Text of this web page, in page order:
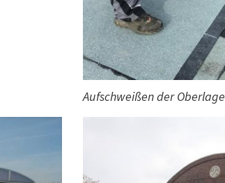
Aufschweißen der Oberlage